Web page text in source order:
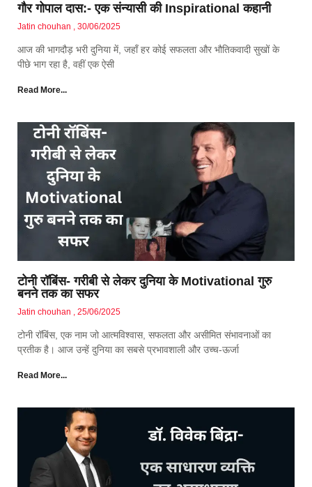
गौर गोपाल दास:- एक संन्यासी की Inspirational कहानी
Jatin chouhan 30/06/2025
आज की भागदौड़ भरी दुनिया में, जहाँ हर कोई सफलता और भौतिकवादी सुखों के
पीछे भाग रहा है, वहीं एक ऐसी
Read More...
टोनी रॉबिंस- गरीबी से लेकर दुनिया के Motivational गुरु
बनने तक का सफर
Jatin chouhan 25/06/2025
टोनी रॉबिंस, एक नाम जो आत्मविश्वास, सफलता और असीमित संभावनाओं का
प्रतीक है। आज उन्हें दुनिया का सबसे प्रभावशाली और उच्च-ऊर्जा
Read More...